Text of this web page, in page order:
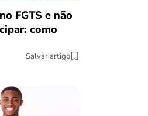
Salvar Ferramenta
FGTS e não
como
Salvar artigo